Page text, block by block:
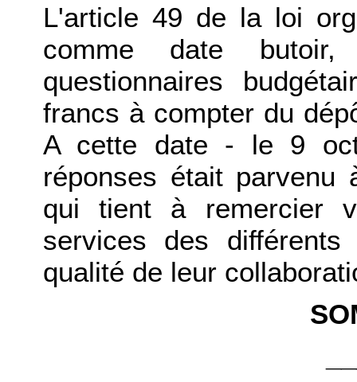
L'article 49 de la loi
comme date
questionnaires
francs à compter du
A cette date - le 9
réponses était parvenu
qui tient à remercier
services des
qualité de leur